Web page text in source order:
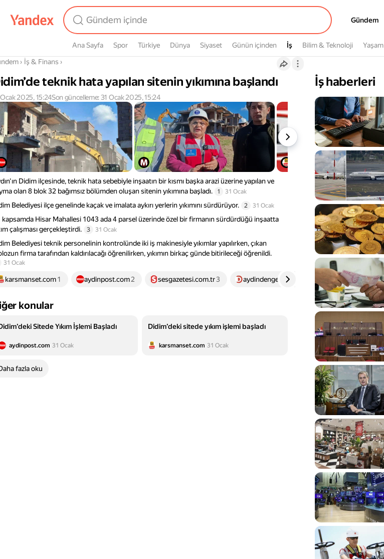
Gündem
Gündem
Ana Sayfa Spor Türkiye Dünya Siyaset Günün içinden İş
İş Bilim & Teknoloji Yaşam
› İş & Finans ›
teknik hata yapılan sitenin yıkımına başlandı
2025, 15:24Son güncelleme: 31 Ocak 2025, 15:24
Didim ilçesinde, teknik hata sebebiyle inşaatın bir kısmı başka arazi üzerine yapılan ve
olan 8 blok 32 bağımsız bölümden oluşan sitenin yıkımına başladı.
1 31 Ocak
Belediyesi ilçe genelinde kaçak ve imalata aykırı yerlerin yıkımını sürdürüyor. 2 31 Ocak
kapsamda Hisar Mahallesi 1043 ada 4 parsel üzerinde özel bir firmanın sürdürdüğü inşaatta
çalışması gerçekleştirdi.
3 31 Ocak
Belediyesi teknik personelinin kontrolünde iki iş makinesiyle yıkımlar yapılırken, çıkan
firma tarafından kaldırılacağı öğrenilirken, yıkımın birkaç günde bitirileceği öğrenildi.
31 Ocak
karsmanset.com1 aydinpost.com2 sesgazetesi.com.tr3 aydindenge.com.tr
konular
Sitede Yıkım İşlemi Başladı
aydinpost.com 31 Ocak
Didim’deki sitede yıkım işlemi başladı
karsmanset.com 31 Ocak
fazla oku
İş haberleri